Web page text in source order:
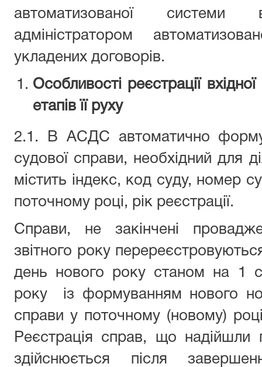
автоматизованої
адміністратором
укладених договорів.
Особливості реєстрації
етапів її руху
2.1. В АСДС автоматично
судової справи, необхідний для
містить індекс, код суду, номер
поточному році, рік реєстрації.
Справи, не закінчені
звітного року
день нового року станом на 1
року із формуванням нового
справи у поточному (новому)
Реєстрація справ, що надійшли
здійснюється після